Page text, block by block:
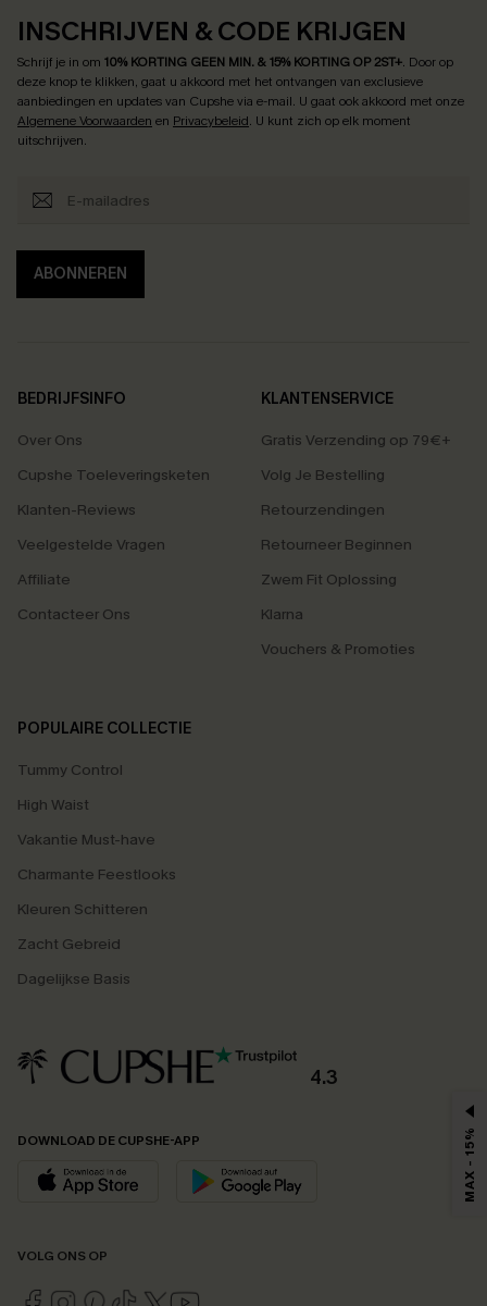
INSCHRIJVEN & CODE KRIJGEN
Schrijf je in om 10% KORTING GEEN MIN. & 15% KORTING OP 2ST+. Door op
deze knop te klikken, gaat u akkoord met het ontvangen van exclusieve
aanbiedingen en updates van Cupshe via e-mail. U gaat ook akkoord met onze
Algemene Voorwaarden en Privacybeleid. U kunt zich op elk moment
uitschrijven.
ABONNEREN
BEDRIJFSINFO
Over Ons
Cupshe Toeleveringsketen
Klanten-Reviews
Veelgestelde Vragen
Affiliate
Contacteer Ons
KLANTENSERVICE
Gratis Verzending op 79€+
Volg Je Bestelling
Retourzendingen
Retourneer Beginnen
Zwem Fit Oplossing
Klarna
Vouchers & Promoties
POPULAIRE COLLECTIE
Tummy Control
High Waist
Vakantie Must-have
Charmante Feestlooks
Kleuren Schitteren
Zacht Gebreid
Dagelijkse Basis
4.3
DOWNLOAD DE CUPSHE-APP
VOLG ONS OP
MAX - 15%